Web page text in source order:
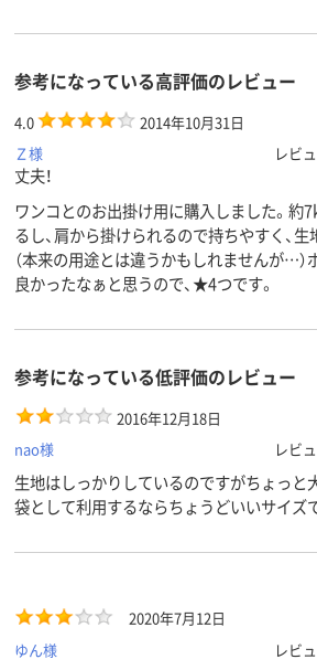
参考になっている高評価のレビュー
4.0
2014年10月31日
Ｚ様
レビ
丈夫！
ワンコとのお出掛け用に購入しました。約
るし、肩から掛けられるので持ちやすく、生
（本来の用途とは違うかもしれませんが…
良かったなぁと思うので、★4つです。
参考になっている低評価のレビュー
2016年12月18日
nao様
レビ
生地はしっかりしているのですがちょっと
袋として利用するならちょうどいいサイズ
2020年7月12日
ゆん様
レビ